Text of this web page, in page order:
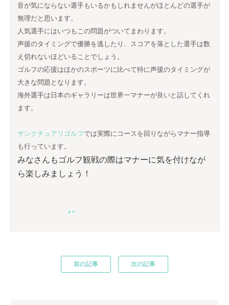
音が気にならない選手もいるかもしれませんがほとんどの選手が
無理だと思います。
人気選手にはいつもこの問題がついてまわります。
声援のタイミングで優勝を逃したり、スコアを落とした選手は数
え切れないほどいることでしょう。
ゴルフの応援はほかのスポーツに比べて特に声援のタイミングが
大きな問題となります。
海外選手は日本のギャラリーは世界一マナーが良いと話してくれ
ます。
サンクチュアリゴルフでは実際にコースを回りながらマナー指導
も行っています。
みなさんもゴルフ観戦の際はマナーに気を付けなが
ら楽しみましょう！
前の記事 次の記事
まで